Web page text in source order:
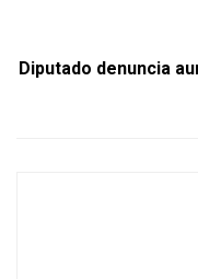
Diputado denuncia